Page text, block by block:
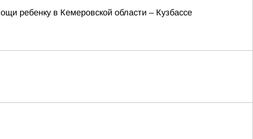
ребенку в Кемеровской области – Кузбассе